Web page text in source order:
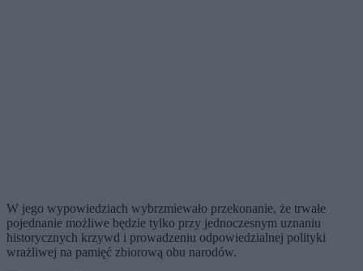
W jego wypowiedziach wybrzmiewało przekonanie, że trwałe
pojednanie możliwe będzie tylko przy jednoczesnym uznaniu
historycznych krzywd i prowadzeniu odpowiedzialnej polityki
wrażliwej na pamięć zbiorową obu narodów.